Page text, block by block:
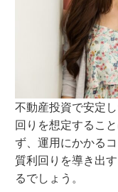
不動産投資で安定
回りを想定するこ
ず、運用にかかる
質利回りを導き出
るでしょう。